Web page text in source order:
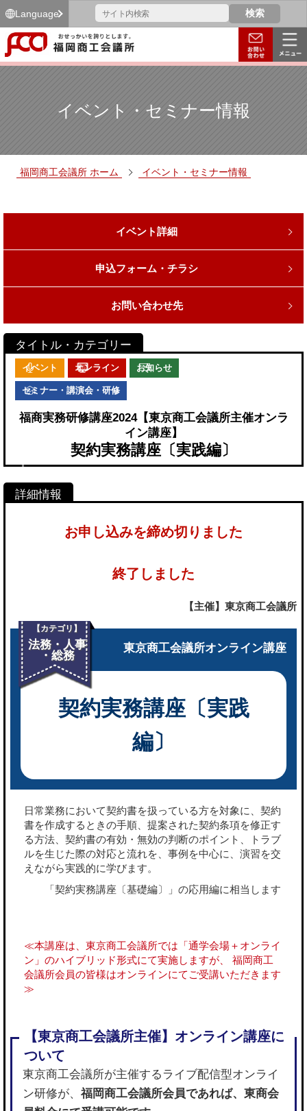
Language
イベント・セミナー情報
福岡商工会議所 ホーム イベント・セミナー情報
イベント詳細
申込フォーム・チラシ
お問い合わせ先
イベント オンライン お知らせ
セミナー・講演会・研修
福商実務研修講座2024【東京商工会議所主催オンラ
イン講座】
契約実務講座〔実践編〕
お申し込みを締め切りました
終了しました
【主催】東京商工会議所
東京商工会議所オンライン講座
契約実務講座〔実践
編〕
【カテゴリ】
法務・人事
・総務
日常業務において契約書を扱っている方を対象に、契約
書を作成するときの手順、提案された契約条項を修正す
る方法、契約書の有効・無効の判断のポイント、トラブ
ルを生じた際の対応と流れを、事例を中心に、演習を交
えながら実践的に学びます。
「契約実務講座〔基礎編〕」の応用編に相当します
≪本講座は、東京商工会議所では「通学会場＋オンライ
ン」のハイブリッド形式にて実施しますが、 福岡商工
会議所会員の皆様はオンラインにてご受講いただきます
≫
東京商工会議所が主催するライブ配信型オンライ
ン研修が、 福岡商工会議所会員であれば、東商会